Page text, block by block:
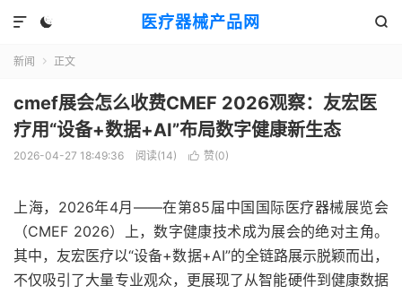
医疗器械产品网
 

新闻  正文
cmef展会怎么收费CMEF 2026观察：友宏医
疗用“设备+数据+AI”布局数字健康新生态
2026-04-27 18:49:36 阅读(14)  赞(0)
上海，2026年4月——在第85届中国国际医疗器械展览会
（CMEF 2026）上，数字健康技术成为展会的绝对主角。
其中，友宏医疗以“设备+数据+AI”的全链路展示脱颖而出，
不仅吸引了大量专业观众，更展现了从智能硬件到健康数据